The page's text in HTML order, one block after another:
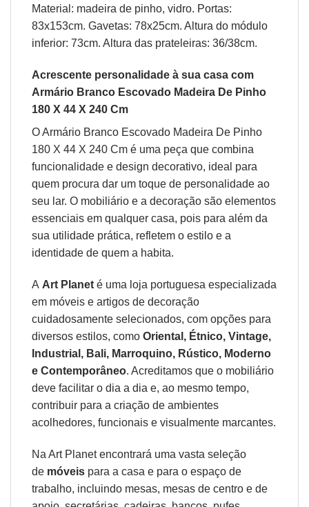
Material: madeira de pinho, vidro. Portas:
83x153cm. Gavetas: 78x25cm. Altura do módulo
inferior: 73cm. Altura das prateleiras: 36/38cm.
Acrescente personalidade à sua casa com
Armário Branco Escovado Madeira De Pinho
180 X 44 X 240 Cm
O Armário Branco Escovado Madeira De Pinho
180 X 44 X 240 Cm é uma peça que combina
funcionalidade e design decorativo, ideal para
quem procura dar um toque de personalidade ao
seu lar. O mobiliário e a decoração são elementos
essenciais em qualquer casa, pois para além da
sua utilidade prática, refletem o estilo e a
identidade de quem a habita.
A Art Planet é uma loja portuguesa especializada
em móveis e artigos de decoração
cuidadosamente selecionados, com opções para
diversos estilos, como Oriental, Étnico, Vintage,
Industrial, Bali, Marroquino, Rústico, Moderno
e Contemporâneo. Acreditamos que o mobiliário
deve facilitar o dia a dia e, ao mesmo tempo,
contribuir para a criação de ambientes
acolhedores, funcionais e visualmente marcantes.
Na Art Planet encontrará uma vasta seleção
de móveis para a casa e para o espaço de
trabalho, incluindo mesas, mesas de centro e de